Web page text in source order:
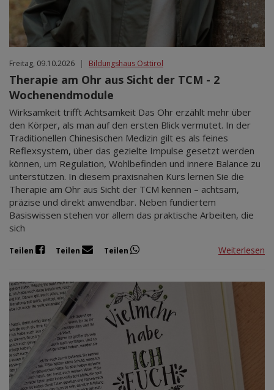
Freitag, 09.10.2026 | Bildungshaus Osttirol
Therapie am Ohr aus Sicht der TCM - 2
Wochenendmodule
Wirksamkeit trifft Achtsamkeit Das Ohr erzählt mehr über
den Körper, als man auf den ersten Blick vermutet. In der
Traditionellen Chinesischen Medizin gilt es als feines
Reflexsystem, über das gezielte Impulse gesetzt werden
können, um Regulation, Wohlbefinden und innere Balance zu
unterstützen. In diesem praxisnahen Kurs lernen Sie die
Therapie am Ohr aus Sicht der TCM kennen – achtsam,
präzise und direkt anwendbar. Neben fundiertem
Basiswissen stehen vor allem das praktische Arbeiten, die
sich
Teilen Teilen Teilen Weiterlesen